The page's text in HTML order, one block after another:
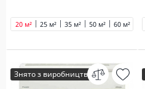
20 м² 25 м² 35 м² 50 м² 60 м²
Знято з виробництва